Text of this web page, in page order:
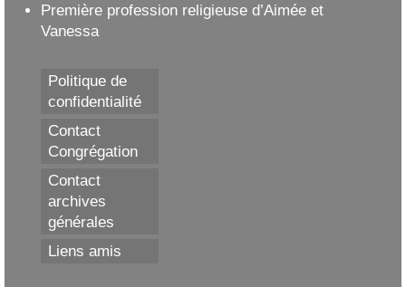
Première profession religieuse d’Aimée et
Vanessa
Politique de
confidentialité
Contact
Congrégation
Contact
archives
générales
Liens amis